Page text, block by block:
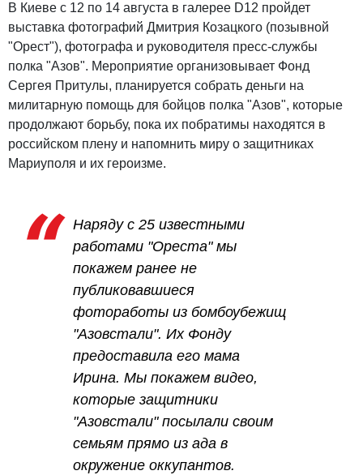
В Киеве с 12 по 14 августа в галерее D12 пройдет
выставка фотографий Дмитрия Козацкого (позывной
"Орест"), фотографа и руководителя пресс-службы
полка "Азов". Мероприятие организовывает Фонд
Сергея Притулы, планируется собрать деньги на
милитарную помощь для бойцов полка "Азов", которые
продолжают борьбу, пока их побратимы находятся в
российском плену и напомнить миру о защитниках
Мариуполя и их героизме.
Наряду с 25 известными
работами "Ореста" мы
покажем ранее не
публиковавшиеся
фотоработы из бомбоубежищ
"Азовстали". Их Фонду
предоставила его мама
Ирина. Мы покажем видео,
которые защитники
"Азовстали" посылали своим
семьям прямо из ада в
окружение оккупантов.